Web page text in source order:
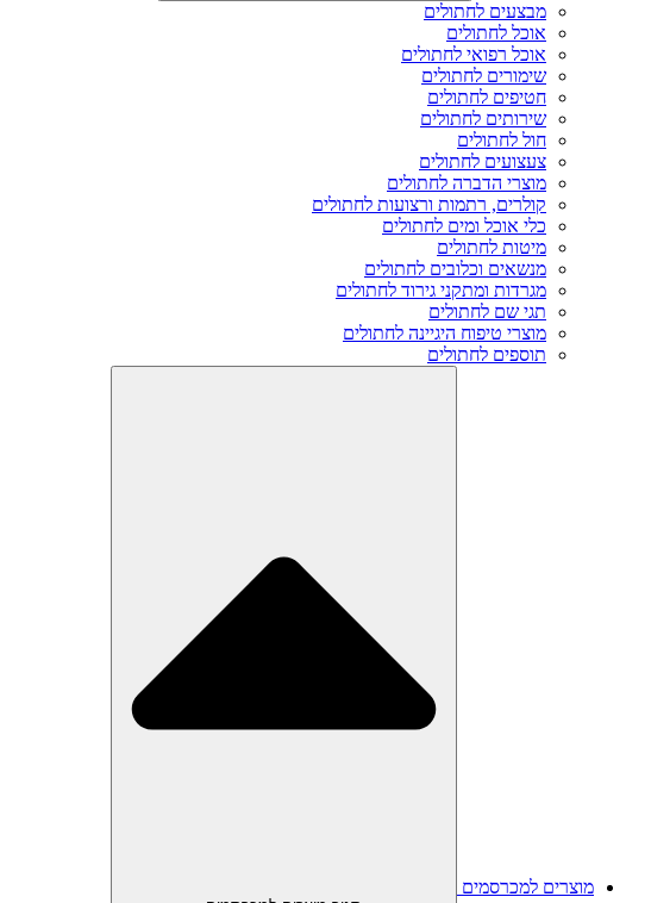
מבצעים לחתולים
אוכל לחתולים
אוכל רפואי לחתולים
שימורים לחתולים
חטיפים לחתולים
שירותים לחתולים
חול לחתולים
צעצועים לחתולים
מוצרי הדברה לחתולים
קולרים, רתמות ורצועות לחתולים
כלי אוכל ומים לחתולים
מיטות לחתולים
מנשאים וכלובים לחתולים
מגרדות ומתקני גירוד לחתולים
תגי שם לחתולים
מוצרי טיפוח היגיינה לחתולים
תוספים לחתולים
מוצרים למכרסמים